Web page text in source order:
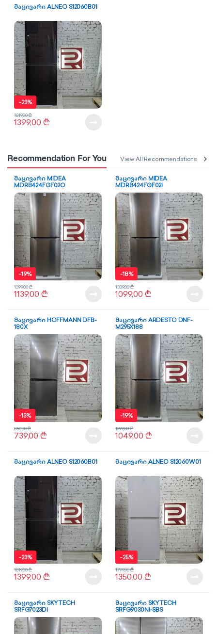
მაცივარი ALNEO S12060B01
-23%
1399,00 ₾
1819,00₾
Recommendation For You View All Recommendations
მაცივარი MIDEA
MDRB424FGF02O
-19%
1139,00 ₾
1399,00₾
მაცივარი MIDEA
MDRB424FGF02I
-18%
1099,00 ₾
1339,00₾
მაცივარი HOFFMANN DFB-
180X
-13%
739,00₾
850,00₾
მაცივარი ARDESTO DNF-
M295X188
-19%
1049,00 ₾
1299,00₾
მაცივარი ALNEO S12060B01
-23%
1399,00 ₾
1819,00₾
მაცივარი ALNEO S12060W01
-25%
1350,00 ₾
1799,00₾
მაცივარი SKYTECH
SRFG7023DI
მაცივარი SKYTECH
SRFG9030NI-SBS